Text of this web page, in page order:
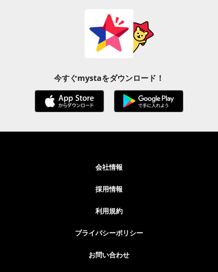
今すぐmystaをダウンロード！
会社情報
採用情報
利用規約
プライバシーポリシー
お問い合わせ